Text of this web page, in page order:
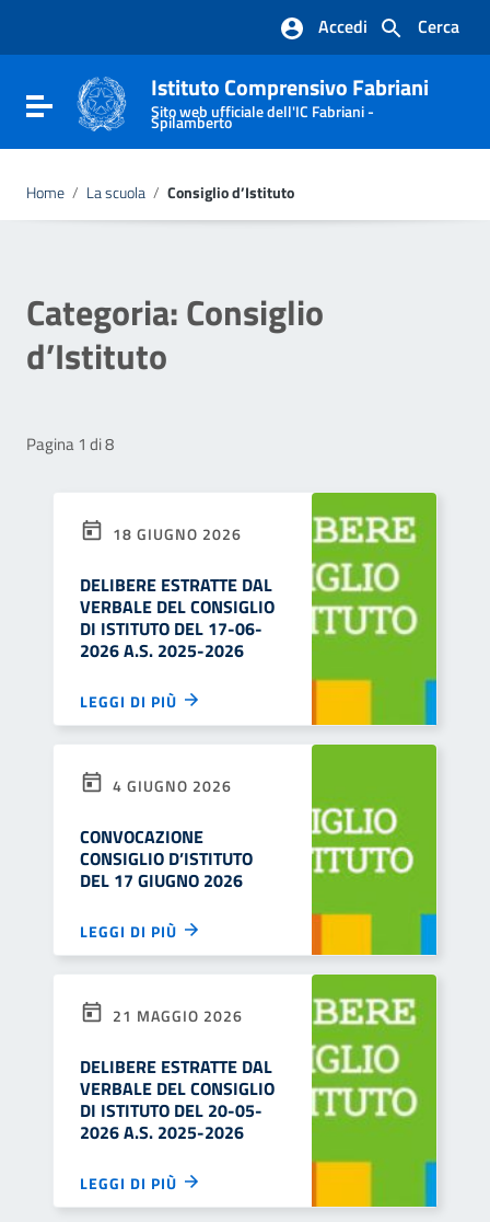
Vai al footer
Cerca
Accedi
Attiva / disattiva la navigazione
Istituto Comprensivo Fabriani
Sito web ufficiale dell'IC Fabriani -
Spilamberto
Home / La scuola / Consiglio d’Istituto
Categoria:Consiglio
d’Istituto
Pagina 1 di 8
18 GIUGNO 2026
DELIBERE ESTRATTE DAL
VERBALE DEL CONSIGLIO
DI ISTITUTO DEL 17-06-
2026 A.S. 2025-2026
LEGGI DI PIÙ
4 GIUGNO 2026
CONVOCAZIONE
CONSIGLIO D’ISTITUTO
DEL 17 GIUGNO 2026
LEGGI DI PIÙ
21 MAGGIO 2026
DELIBERE ESTRATTE DAL
VERBALE DEL CONSIGLIO
DI ISTITUTO DEL 20-05-
2026 A.S. 2025-2026
LEGGI DI PIÙ